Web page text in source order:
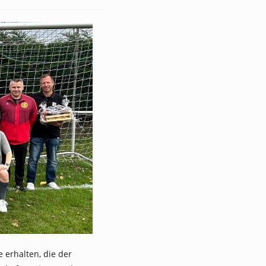
erhalten, die der